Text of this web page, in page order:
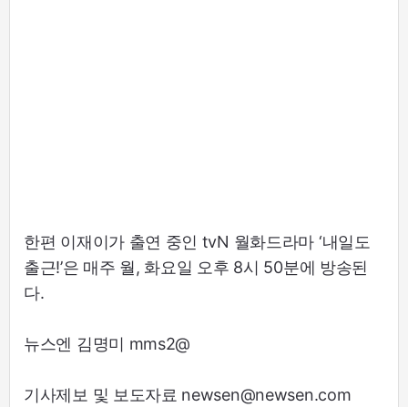
한편 이재이가 출연 중인 tvN 월화드라마 ‘내일도
출근!’은 매주 월, 화요일 오후 8시 50분에 방송된
다.
뉴스엔 김명미 mms2@
기사제보 및 보도자료 newsen@newsen.com